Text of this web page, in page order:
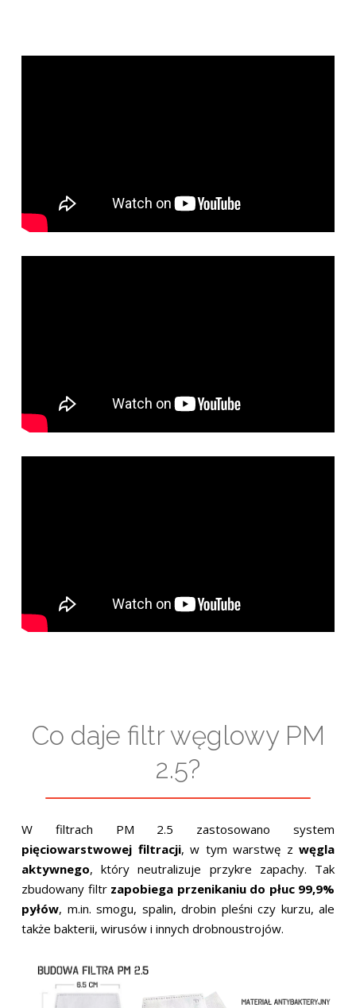
Co daje filtr węglowy PM
2.5?
W filtrach PM 2.5 zastosowano system
pięciowarstwowej filtracji, w tym warstwę z węgla
aktywnego, który neutralizuje przykre zapachy. Tak
zbudowany filtr zapobiega przenikaniu do płuc 99,9%
pyłów, m.in. smogu, spalin, drobin pleśni czy kurzu, ale
także bakterii, wirusów i innych drobnoustrojów.